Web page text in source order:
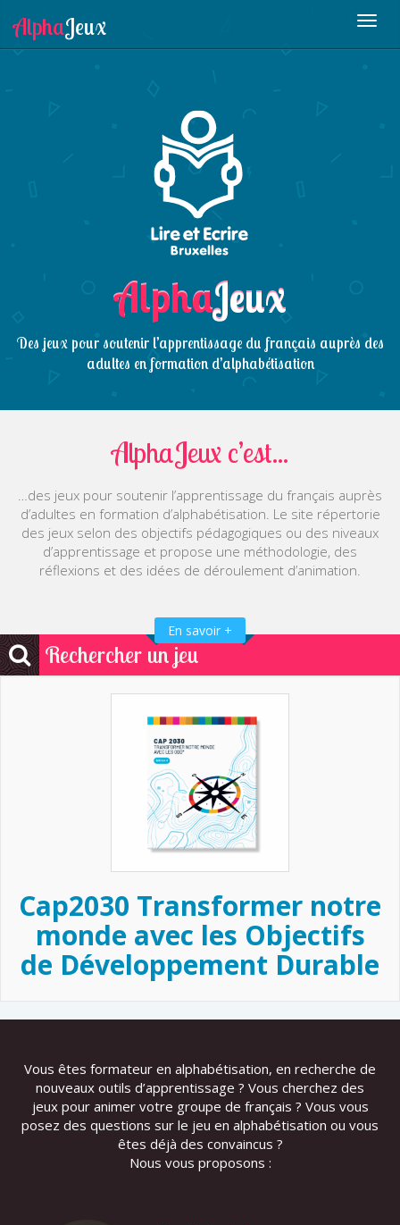
AlphaJeux c’est...
…des jeux pour soutenir l’apprentissage du français auprès
d’adultes en formation d’alphabétisation. Le site répertorie
des jeux selon des objectifs pédagogiques ou des niveaux
d’apprentissage et propose une méthodologie, des
réflexions et des idées de déroulement d’animation.
En savoir +
Rechercher un jeu
Cap2030 Transformer notre
monde avec les Objectifs
de Développement Durable
Vous êtes formateur en alphabétisation, en recherche de
nouveaux outils d’apprentissage ? Vous cherchez des
jeux pour animer votre groupe de français ? Vous vous
posez des questions sur le jeu en alphabétisation ou vous
êtes déjà des convaincus ?
Nous vous proposons :